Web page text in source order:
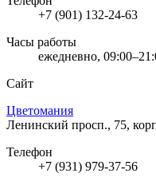
+7 (901) 132-24-63
Часы работы
ежедневно,
Сайт
Цветомания
Ленинский просп., 75,
Телефон
+7 (931) 979-37-56